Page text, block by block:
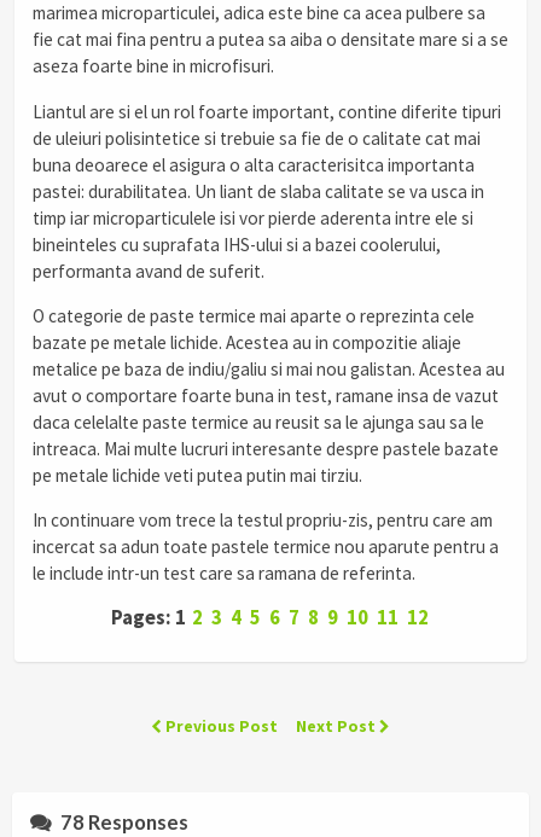
marimea microparticulei, adica este bine ca acea pulbere sa
fie cat mai fina pentru a putea sa aiba o densitate mare si a se
aseza foarte bine in microfisuri.
Liantul are si el un rol foarte important, contine diferite tipuri
de uleiuri polisintetice si trebuie sa fie de o calitate cat mai
buna deoarece el asigura o alta caracterisitca importanta
pastei: durabilitatea. Un liant de slaba calitate se va usca in
timp iar microparticulele isi vor pierde aderenta intre ele si
bineinteles cu suprafata IHS-ului si a bazei coolerului,
performanta avand de suferit.
O categorie de paste termice mai aparte o reprezinta cele
bazate pe metale lichide. Acestea au in compozitie aliaje
metalice pe baza de indiu/galiu si mai nou galistan. Acestea au
avut o comportare foarte buna in test, ramane insa de vazut
daca celelalte paste termice au reusit sa le ajunga sau sa le
intreaca. Mai multe lucruri interesante despre pastele bazate
pe metale lichide veti putea putin mai tirziu.
In continuare vom trece la testul propriu-zis, pentru care am
incercat sa adun toate pastele termice nou aparute pentru a
le include intr-un test care sa ramana de referinta.
Pages: 1 2 3 4 5 6 7 8 9 10 11 12
Previous Post Next Post
78 Responses